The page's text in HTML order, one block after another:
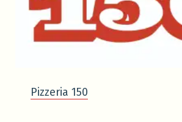
Pizzeria 150